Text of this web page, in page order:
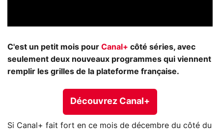
C'est un petit mois pour Canal+ côté séries, avec
seulement deux nouveaux programmes qui viennent
remplir les grilles de la plateforme française.
Découvrez Canal+
Si Canal+ fait fort en ce mois de décembre du côté du